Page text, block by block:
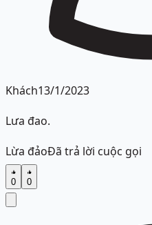
Khách13/1/2023
Lưa đao.
Lừa đảoĐã trả lời cuộc gọi
0 0